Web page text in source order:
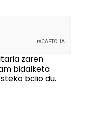
zaren
bidalketa
balio du.